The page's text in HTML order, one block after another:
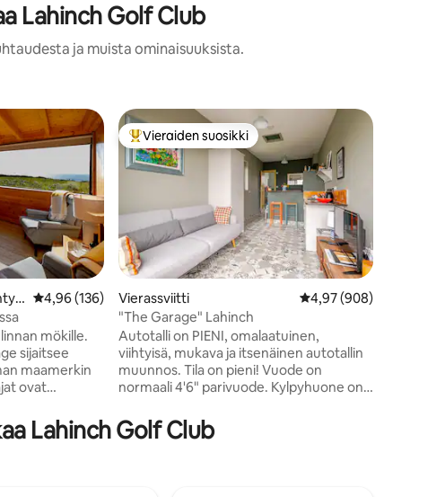
Lahinch Golf Club
ja muista ominaisuuksista.
Keskimääräinen arvio 4,96/5, 136 arvostelua
4,96 (136)
mökille.
sijaitsee
maamerkin
ovat
tarjotakseen
Vieraiden suosikkien parhaimmistoa
Vieraiden suosikki
Vierassviitti Keskimääräinen arvio
4,97 (908)
"The Garage" Lahinch
Autotalli on PIENI, omalaatuinen,
viihtyisä, mukava ja itsenäinen autotallin
muunnos. Tila on pieni! Vuode on
normaali 4'6" parivuode. Kylpyhuone on
Erinomainen wifi. Lahinchin kaupunki ja
ranta ovat miellyttävän 10 minuutin
Lahinch Golf Club